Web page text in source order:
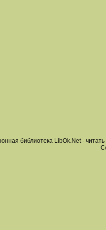
библиотека LibOk.Net -